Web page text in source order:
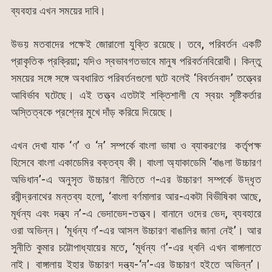
ব্যবহার এখন সময়ের দাবি।
উভয় মতবাদের পক্ষেই জোরালো যুক্তি রয়েছে। তবে, পরিবর্তন একটি
প্রাকৃতিক প্রক্রিয়া; যদিও স্বভাবগতভাবে মানুষ পরিবর্তনবিরোধী। কিন্তু
সময়ের সঙ্গে সঙ্গে অবধারিত পরিবর্তনগুলো ঘটে বলেই ‘বিবর্তনবাদ’ তত্ত্বের
আবির্ভাব ঘটেছে। এই তত্ত্ব এতটাই শক্তিশালী যে স্বয়ং সৃষ্টিকর্তার
অস্তিত্বকে প্রশ্নের মুখে দাঁড় করিয়ে দিয়েছে।
এখন দেখা যাক ‘ণ’ ও ‘ন’ সম্পর্কে বাংলা ভাষা ও ব্যাকরণের কর্তৃপক্ষ
হিসেবে বাংলা একাডেমির বক্তব্য কী। বাংলা অ্যাকাডেমি ‘বাঙলা উচ্চারণ
অভিধান’-এ অনুসৃত উচ্চারণ নীতিতে ণ-এর উচ্চারণ সম্পর্কে উদ্ধৃত
রবীন্দ্রনাথের মন্তব্য হলো, ‘বাংলা বর্ণমালার আর-একটা বিভীষিকা আছে,
মূর্ধন্য এবং দন্ত্য ন’-এ ভেদাভেদ-তত্ত্ব। বানানে ওদের ভেদ, ব্যবহারে
ওরা অভিন্ন। ‘মূর্ধন্য ণ’-এর আসল উচ্চারণ বাঙালির জানা নেই’। আর
সুনীতি কুমার চট্টোপাধ্যায়ের মতে, ‘মূর্ধন্য ণ’-এর ধ্বনি এখন বাঙ্গালাতে
নাই। বাঙ্গালায় ইহার উচ্চারণ দন্ত্য-‘ন’-এর উচ্চারণ হইতে অভিন্ন’।